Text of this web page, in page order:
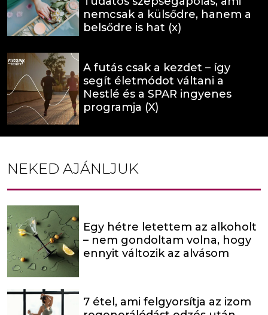
nemcsak a külsődre, hanem a
belsődre is hat (x)
A futás csak a kezdet – így
segít életmódot váltani a
Nestlé és a SPAR ingyenes
programja (X)
NEKED AJÁNLJUK
Egy hétre letettem az alkoholt
– nem gondoltam volna, hogy
ennyit változik az alvásom
7 étel, ami felgyorsítja az izom